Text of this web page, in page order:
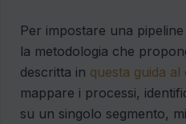
Per impostare una
la metodologia che
descritta in questa guida
mappare i processi,
su un singolo segmento,